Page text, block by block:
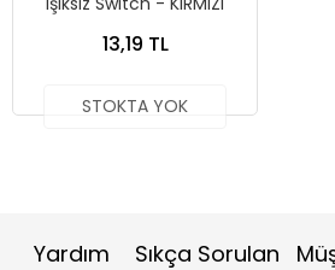
13,19 TL
STOKTA YOK
Yardım
Sıkça Sorulan